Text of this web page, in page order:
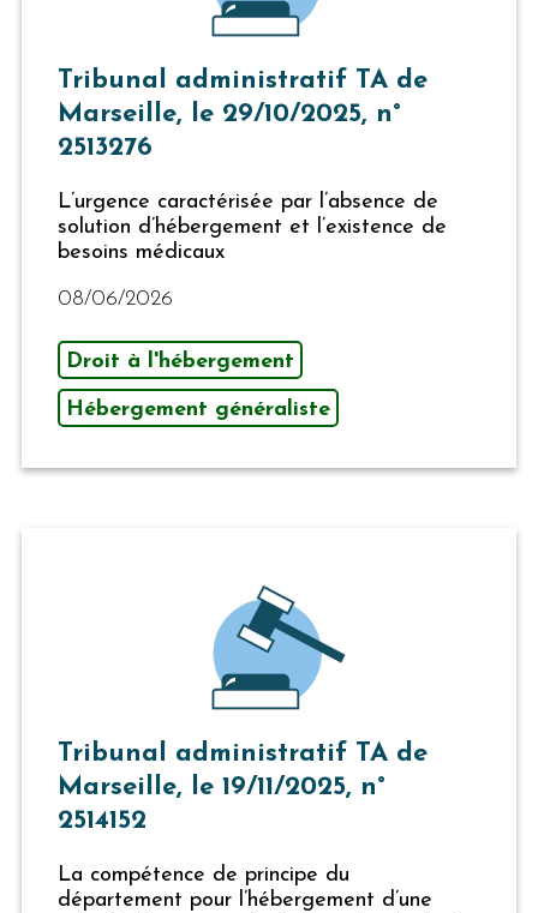
Tribunal administratif TA de
Marseille, le 29/10/2025, n°
2513276
L’urgence caractérisée par l’absence de
solution d’hébergement et l’existence de
besoins médicaux
08/06/2026
Droit à l'hébergement
Hébergement généraliste
Tribunal administratif TA de
Marseille, le 19/11/2025, n°
2514152
La compétence de principe du
département pour l’hébergement d’une